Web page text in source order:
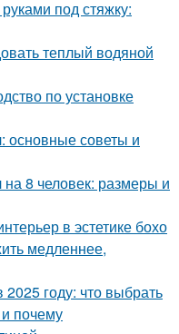
под стяжку:
теплый водяной
по установке
основные советы и
8 человек: размеры и
в эстетике бохо
медленнее,
2025 году: что выбрать
почему